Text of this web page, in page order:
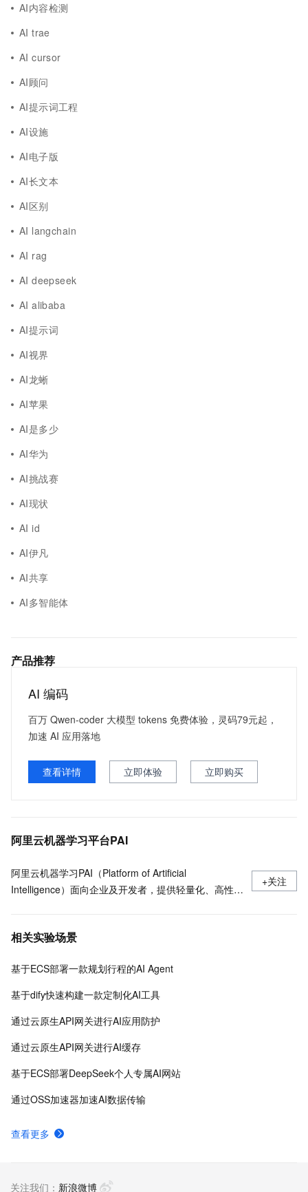
AI内容检测
AI trae
AI cursor
AI顾问
AI提示词工程
AI设施
AI电子版
AI长文本
AI区别
AI langchain
AI rag
AI deepseek
AI alibaba
AI提示词
AI视界
AI龙蜥
AI苹果
AI是多少
AI华为
AI挑战赛
AI现状
AI id
AI伊凡
AI共享
AI多智能体
产品推荐
AI 编码
百万 Qwen-coder 大模型 tokens 免费体验，灵码79元起，
加速 AI 应用落地
查看详情 立即体验 立即购买
阿里云机器学习平台PAI
阿里云机器学习PAI（Platform of Artificial
Intelligence）面向企业及开发者，提供轻量化、高性价
DSW云原生交互式建模平台、PAI-DLC云原生AI基础平
征、万亿样本规模加速训练，百余落地场景，全面提升
工程效率。
+关注
相关实验场景
基于ECS部署一款规划行程的AI Agent
基于dify快速构建一款定制化AI工具
通过云原生API网关进行AI应用防护
通过云原生API网关进行AI缓存
基于ECS部署DeepSeek个人专属AI网站
通过OSS加速器加速AI数据传输
查看更多
关注我们： 新浪微博